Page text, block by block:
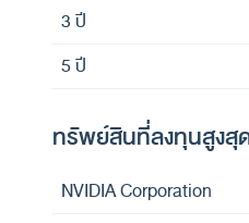
3 ปี
5 ปี
ทรัพย์สินที่ลงทุนสูงสุ
NVIDIA Corporation